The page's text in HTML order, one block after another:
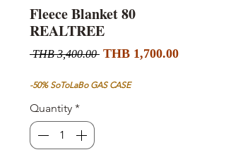
Fleece Blanket 80
REALTREE
THB 3,400.00 Regular
THB 1,700.00Sale
-50% SoToLaBo GAS CASE
Quantity *